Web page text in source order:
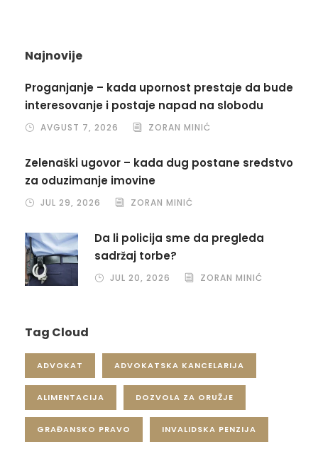
Najnovije
Proganjanje – kada upornost prestaje da bude
interesovanje i postaje napad na slobodu
AVGUST 7, 2026 ZORAN MINIĆ
Zelenaški ugovor – kada dug postane sredstvo
za oduzimanje imovine
JUL 29, 2026 ZORAN MINIĆ
Da li policija sme da pregleda
sadržaj torbe?
JUL 20, 2026 ZORAN MINIĆ
Tag Cloud
ADVOKAT ADVOKATSKA KANCELARIJA
ALIMENTACIJA DOZVOLA ZA ORUŽJE
GRAĐANSKO PRAVO INVALIDSKA PENZIJA